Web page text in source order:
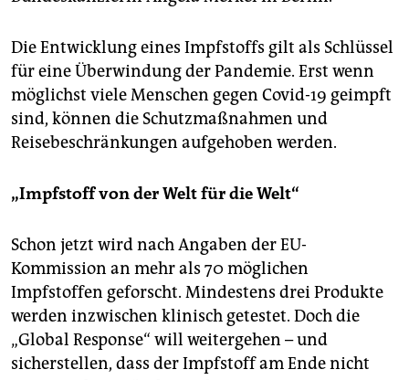
Die Entwicklung eines Impfstoffs gilt als Schlüssel
für eine Überwindung der Pandemie. Erst wenn
möglichst viele Menschen gegen Covid-19 geimpft
sind, können die Schutzmaßnahmen und
Reisebeschränkungen aufgehoben werden.
„Impfstoff von der Welt für die Welt“
Schon jetzt wird nach Angaben der EU-
Kommission an mehr als 70 möglichen
Impfstoffen geforscht. Mindestens drei Produkte
werden inzwischen klinisch getestet. Doch die
„Global Response“ will weitergehen – und
sicherstellen, dass der Impfstoff am Ende nicht